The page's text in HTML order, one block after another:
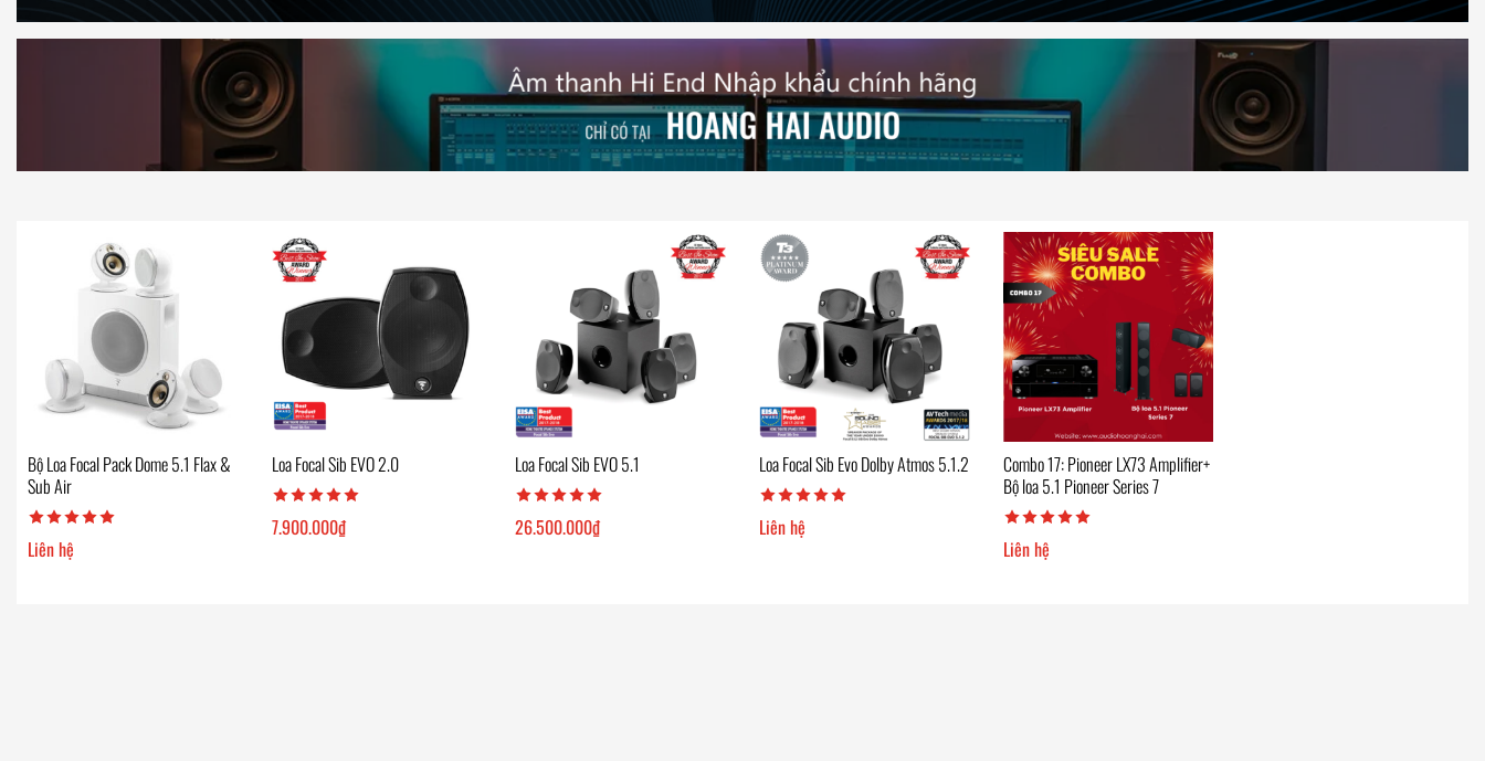
Bộ Loa Focal Pack Dome 5.1 Flax &
Sub Air
Liên hệ
Loa Focal Sib EVO 2.0
7.900.000₫
Loa Focal Sib EVO 5.1
26.500.000₫
Loa Focal Sib Evo Dolby Atmos 5.1.2
Liên hệ
Combo 17: Pioneer LX73 Amplifier+
Bộ loa 5.1 Pioneer Series 7
Liên hệ